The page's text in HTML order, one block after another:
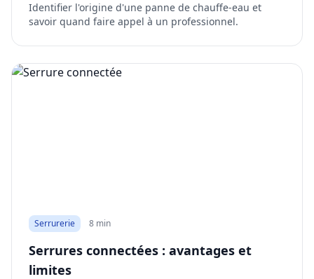
Identifier l'origine d'une panne de chauffe-eau et
savoir quand faire appel à un professionnel.
Serrurerie 8 min
Serrures connectées : avantages et
limites